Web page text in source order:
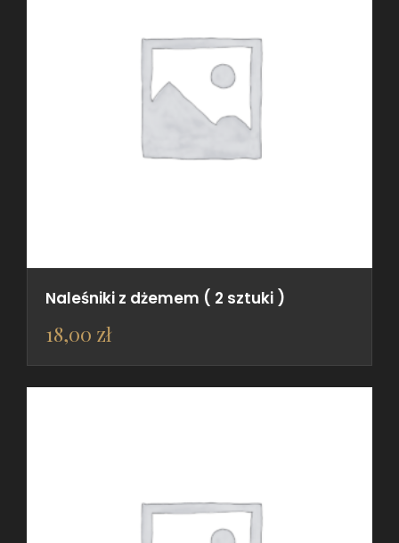
Naleśniki z dżemem ( 2 sztuki )
18,00 zł